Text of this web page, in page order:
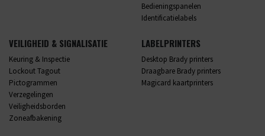
Bedieningspanelen
Identificatielabels
VEILIGHEID & SIGNALISATIE
Keuring & Inspectie
Lockout Tagout
Pictogrammen
Verzegelingen
Veiligheidsborden
Zoneafbakening
LABELPRINTERS
Desktop Brady printers
Draagbare Brady printers
Magicard kaartprinters